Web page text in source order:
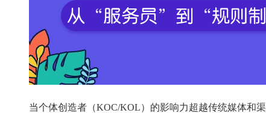
当个体创造者（KOC/KOL）的影响力超越传统媒体和